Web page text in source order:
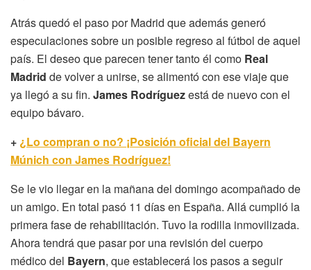
Atrás quedó el paso por Madrid que además generó
especulaciones sobre un posible regreso al fútbol de aquel
país. El deseo que parecen tener tanto él como Real
Madrid de volver a unirse, se alimentó con ese viaje que
ya llegó a su fin. James Rodríguezestá de nuevo con el
equipo bávaro.
+ ¿Lo compran o no? ¡Posición oficial del Bayern
Múnich con James Rodríguez!
Se le vio llegar en la mañana del domingo acompañado de
un amigo. En total pasó 11 días en España. Allá cumplió la
primera fase de rehabilitación. Tuvo la rodilla inmovilizada.
Ahora tendrá que pasar por una revisión del cuerpo
médico del Bayern, que establecerá los pasos a seguir